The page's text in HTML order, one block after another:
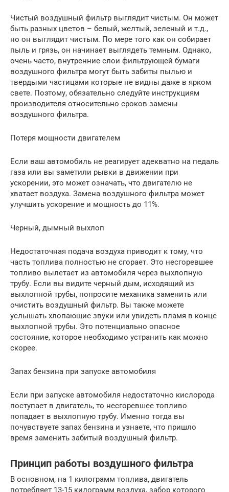
Чистый воздушный фильтр выглядит чистым. Он может
быть разных цветов – белый, желтый, зеленый и т.д.,
но он выглядит чистым. По мере того как он собирает
пыль и грязь, он начинает выглядеть темным. Однако,
очень часто, внутренние слои фильтрующей бумаги
воздушного фильтра могут быть забиты пылью и
твердыми частицами которые не видны даже в ярком
свете. Поэтому, обязательно следуйте инструкциям
производителя относительно сроков замены
воздушного фильтра.
Потеря мощности двигателем
Если ваш автомобиль не реагирует адекватно на педаль
газа или вы заметили рывки в движении при
ускорении, это может означать, что двигателю не
хватает воздуха. Замена воздушного фильтра может
улучшить ускорение и мощность до 11%.
Черный, дымный выхлоп
Недостаточная подача воздуха приводит к тому, что
часть топлива полностью не сгорает. Это несгоревшее
топливо вылетает из автомобиля через выхлопную
трубу. Если вы видите черный дым, исходящий из
выхлопной трубы, попросите механика заменить или
очистить воздушный фильтр. Вы также можете
услышать хлопающие звуки или увидеть пламя в конце
выхлопной трубы. Это потенциально опасное
состояние, которое необходимо устранить как можно
скорее.
Запах бензина при запуске автомобиля
Если при запуске автомобиля недостаточно кислорода
поступает в двигатель, то несгоревшее топливо
попадает в выхлопную трубу. Именно тогда вы
почувствуете запах бензина и узнаете, что пришло
время заменить забитый воздушный фильтр.
Принцип работы воздушного фильтра
В основном, на 1 килограмм топлива, двигатель
потребляет 13-15 килограмм воздуха, забор которого